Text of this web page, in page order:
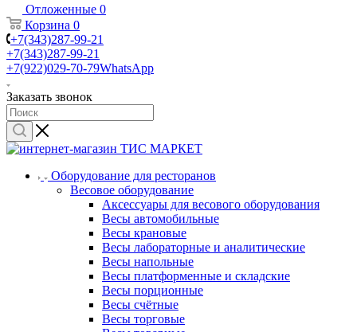
Отложенные 0
Корзина 0
+7(343)287-99-21
+7(343)287-99-21
+7(922)029-70-79WhatsApp
Заказать звонок
Оборудование для ресторанов
Весовое оборудование
Аксессуары для весового оборудования
Весы автомобильные
Весы крановые
Весы лабораторные и аналитические
Весы напольные
Весы платформенные и складские
Весы порционные
Весы счётные
Весы торговые